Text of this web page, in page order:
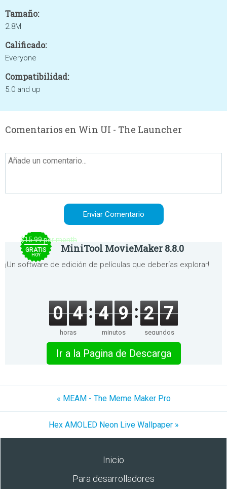
Tamaño:
2.8M
Calificado:
Everyone
Compatibilidad:
5.0 and up
Comentarios en Win UI - The Launcher
$15.99 per month
GRATIS
HOY
MiniTool MovieMaker 8.8.0
¡Un software de edición de películas que deberías explorar!
0 4
horas
4 9
minutos
2 7
segundos
Ir a la Pagina de Descarga
« MEAM - The Meme Maker Pro
Hex AMOLED Neon Live Wallpaper »
Inicio
Para desarrolladores